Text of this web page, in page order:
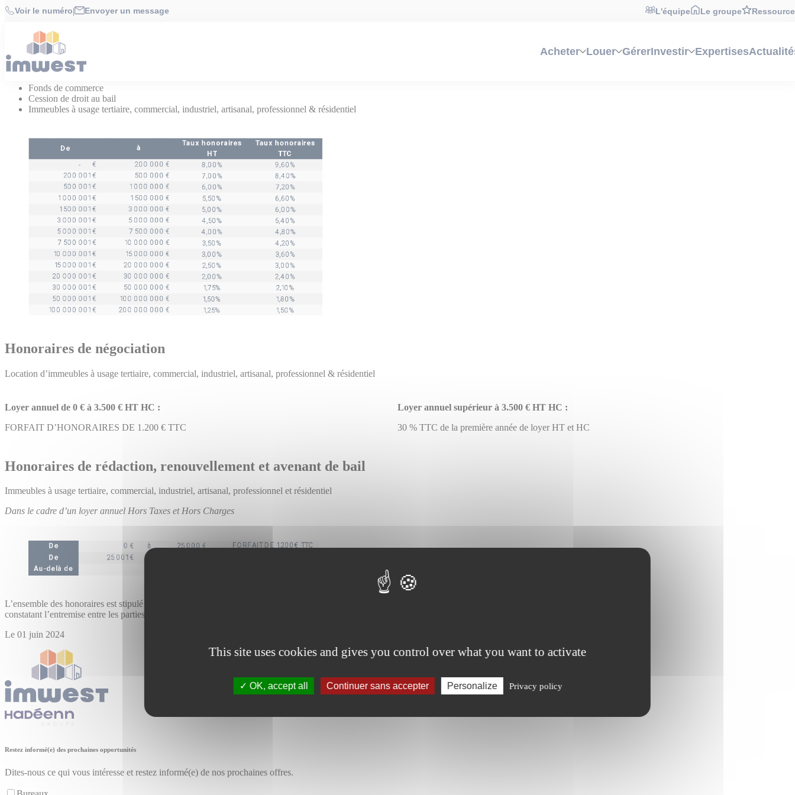
Cookies management panel
This site uses cookies and gives you control over what you want to activate
OK, accept all Continuer sans accepter Personalize Privacy policy
Voir le numéro| Envoyer un message L'équipe Le groupe
Acheter Louer GérerInvestir Expertises
Accueil>Honoraires
Honoraires
Honoraires de négociation sur transactions
Fonds de commerce
Cession de droit au bail
Immeubles à usage tertiaire, commercial, industriel, artisanal, professionnel & résidentiel
Honoraires de négociation
Location d’immeubles à usage tertiaire, commercial, industriel, artisanal, professionnel & résidentiel
Loyer annuel de 0 € à 3.500 € HT HC :
FORFAIT D’HONORAIRES DE 1.200 € TTC
Loyer annuel supérieur à 3.500 € HT HC :
30 % TTC de la première année de loyer HT et HC
Honoraires de rédaction, renouvellement et avenant de bail
Immeubles à usage tertiaire, commercial, industriel, artisanal, professionnel et résidentiel
Dans le cadre d’un loyer annuel Hors Taxes et Hors Charges
L’ensemble des honoraires est stipulé Toutes Taxes Comprises, TVA au taux en vigueur au jour de l’acte définitif
constatant l’entremise entre les parties.
Le 01 juin 2024
Restez informé(e) des prochaines opportunités
Dites-nous ce qui vous intéresse et restez informé(e) de nos prochaines offres.